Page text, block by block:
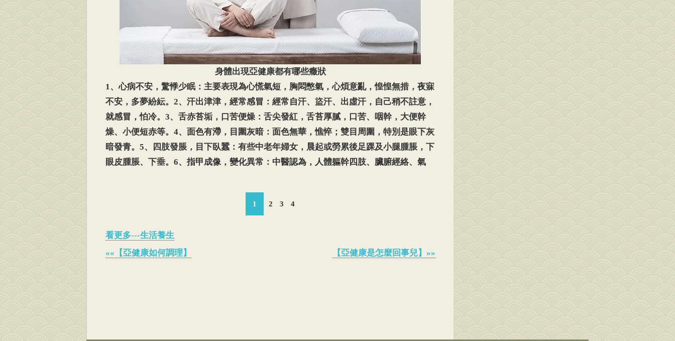
身體出現亞健康都有哪些癥狀
1、心病不安，驚悸少眠：主要表現為心慌氣短，胸悶憋氣，心煩意亂，惶惶無措，夜寐
不安，多夢紛紜。2、汗出津津，經常感冒：經常自汗、盜汗、出虛汗，自己稍不註意，
就感冒，怕冷。3、舌赤苔垢，口苦便燥：舌尖發紅，舌苔厚膩，口苦、咽幹，大便幹
燥、小便短赤等。4、面色有滯，目圍灰暗：面色無華，憔悴；雙目周圍，特別是眼下灰
暗發青。5、四肢發脹，目下臥蠶：有些中老年婦女，晨起或勞累後足踝及小腿腫脹，下
眼皮腫脹、下垂。6、指甲成像，變化異常：中醫認為，人體軀幹四肢、臟腑經絡、氣
1 2 3 4
看更多---生活養生
««【亞健康如何調理】
【亞健康是怎麼回事兒】»»